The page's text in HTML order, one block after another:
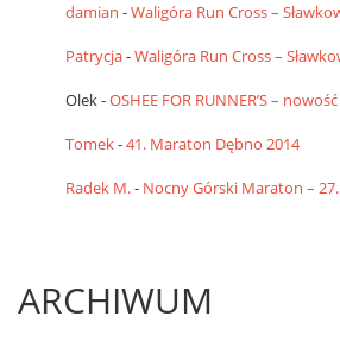
damian -Waligóra Run Cross –
Patrycja-Waligóra Run Cross –
Olek-OSHEE FOR RUNNER’S –
Tomek-41. Maraton Dębno 2014
Radek M.- Nocny Górski Maraton –
ARCHIWUM